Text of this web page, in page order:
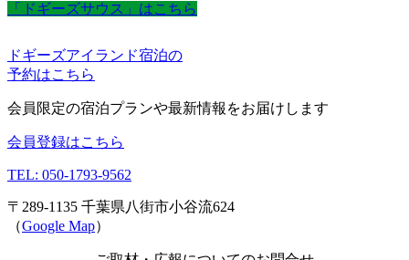
「ドギーズサウス」はこちら
ドギーズアイランド宿泊の
予約はこちら
会員限定の宿泊プランや最新情報をお届けします
会員登録はこちら
TEL: 050-1793-9562
〒289-1135 千葉県八街市小谷流624
（Google Map）